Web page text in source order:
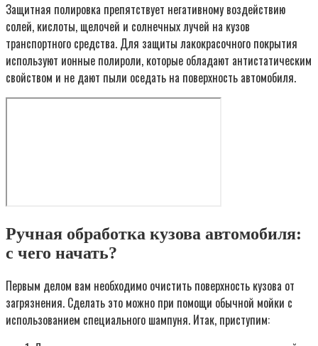
Защитная полировка препятствует негативному воздействию
солей, кислоты, щелочей и солнечных лучей на кузов
транспортного средства. Для защиты лакокрасочного покрытия
используют ионные полироли, которые обладают антистатическим
свойством и не дают пыли оседать на поверхность автомобиля.
Ручная обработка кузова автомобиля:
с чего начать?
Первым делом вам необходимо очистить поверхность кузова от
загрязнения. Сделать это можно при помощи обычной мойки с
использованием специального шампуня. Итак, приступим: